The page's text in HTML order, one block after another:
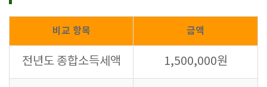
비교 항목 금액
전년도 종합소득세액 1,500,000원